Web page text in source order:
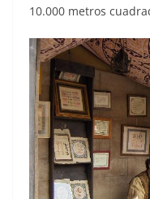
10.000 metros